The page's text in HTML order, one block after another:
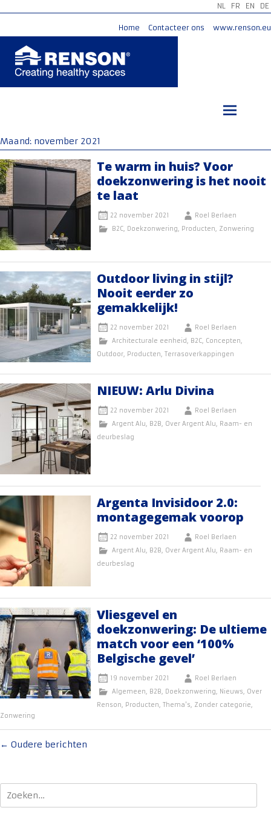
NL FR EN DE
Home Contacteer ons www.renson.eu
Maand: november 2021
Te warm in huis? Voor
doekzonwering is het nooit
te laat
22 november 2021
Roel Berlaen
B2C, Doekzonwering, Producten, Zonwering
Outdoor living in stijl?
Nooit eerder zo
gemakkelijk!
22 november 2021
Roel Berlaen
Architecturale eenheid, B2C, Concepten,
Outdoor, Producten, Terrasoverkappingen
NIEUW: Arlu Divina
22 november 2021
Roel Berlaen
Argent Alu, B2B, Over Argent Alu, Raam- en
deurbeslag
Argenta Invisidoor 2.0:
montagegemak voorop
22 november 2021
Roel Berlaen
Argent Alu, B2B, Over Argent Alu, Raam- en
deurbeslag
Vliesgevel en
doekzonwering: De ultieme
match voor een ‘100%
Belgische gevel’
19 november 2021
Roel Berlaen
Algemeen, B2B, Doekzonwering, Nieuws, Over
Renson, Producten, Thema's, Zonder categorie,
Zonwering
Berichten
← Oudere berichten
Zoeken
naar: